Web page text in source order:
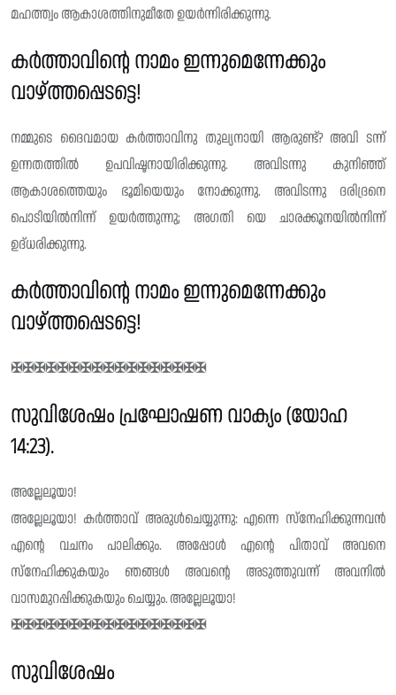
മഹത്ത്വം ആകാശത്തിനുമീതേ ഉയർന്നിരിക്കുന്നു.
കർത്താവിന്റെ നാമം ഇന്നുമെന്നേക്കും
വാഴ്ത്തപ്പെടട്ടെ!
നമ്മുടെ ദൈവമായ കർത്താവിനു തുല്യനായി ആരുണ്ട്? അവി ടന്ന്
ഉന്നതത്തിൽ ഉപവിഷ്ടനായിരിക്കുന്നു. അവിടന്നു കുനിഞ്ഞ്
ആകാശത്തെയും ഭൂമിയെയും നോക്കുന്നു. അവിടന്നു ദരിദ്രനെ
പൊടിയിൽനിന്ന് ഉയർത്തുന്നു; അഗതി യെ ചാരക്കൂനയിൽനിന്ന്
ഉദ്‌ധരിക്കുന്നു.
കർത്താവിന്റെ നാമം ഇന്നുമെന്നേക്കും
വാഴ്ത്തപ്പെടട്ടെ!
✠✠✠✠✠✠✠✠✠✠✠✠✠✠✠✠✠
സുവിശേഷം പ്രഘോഷണ വാക്യം (യോഹ
14:23).
അല്ലേലൂയാ!
അല്ലേലൂയാ! കർത്താവ് അരുൾചെയ്യുന്നു: എന്നെ സ്നേഹിക്കുന്നവൻ
എൻ്റെ വചനം പാലിക്കും. അപ്പോൾ എന്റെ പിതാവ് അവനെ
സ്നേഹിക്കുകയും ഞങ്ങൾ അവന്റെ അടുത്തുവന്ന് അവനിൽ
വാസമുറപ്പിക്കുകയും ചെയ്യും. അല്ലേലൂയാ!
✠✠✠✠✠✠✠✠✠✠✠✠✠✠✠✠✠
സുവിശേഷം